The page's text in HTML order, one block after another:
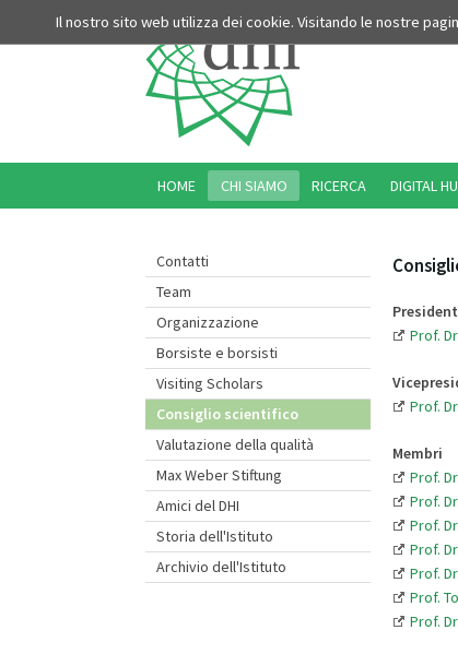
Il nostro sito web utilizza dei cookie. Visitando le nostre
Contatti
Team
Organizzazione
Borsiste e borsisti
Visiting Scholars
Consiglio scientifico
Valutazione della qualità
Max Weber Stiftung
Amici del DHI
Storia dell'Istituto
Archivio dell'Istituto
Prof.
Prof.
Membri
Prof.
Prof.
Prof.
Prof.
Prof.
Prof.
Prof.
HOME CHI SIAMO RICERCA DIGITAL